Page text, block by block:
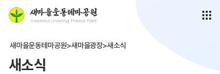
새마을운동테마공원>새마을광장>새소식
새소식